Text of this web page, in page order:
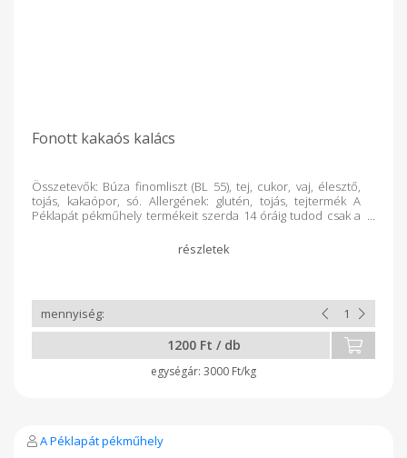
Fonott kakaós kalács
Összetevők: Búza finomliszt (BL 55), tej, cukor, vaj, élesztő,
tojás, kakaópor, só. Allergének: glutén, tojás, tejtermék A
Péklapát pékműhely termékeit szerda 14 óráig tudod csak a
1200 Ft / db
3000 Ft/kg
A Péklapát pékműhely